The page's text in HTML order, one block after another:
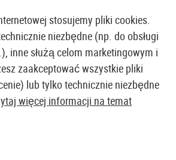
AIRSOFT SKLEP I HURTOWNIA
stosujemy pliki cookies.
niezbędne (np. do obsługi
inne służą celom marketingowym i
zaakceptować wszystkie pliki
lub tylko technicznie niezbędne
więcej informacji na temat